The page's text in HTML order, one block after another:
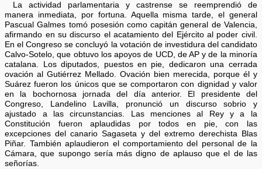
La actividad parlamentaria y castrense se reemprendió de
manera inmediata, por fortuna. Aquella misma tarde, el general
Pascual Galmes tomó posesión como capitán general de Valencia,
afirmando en su discurso el acatamiento del Ejército al poder civil.
En el Congreso se concluyó la votación de investidura del candidato
Calvo-Sotelo, que obtuvo los apoyos de UCD, de AP y de la minoría
catalana. Los diputados, puestos en pie, dedicaron una cerrada
ovación al Gutiérrez Mellado. Ovación bien merecida, porque él y
Suárez fueron los únicos que se comportaron con dignidad y valor
en la bochornosa jornada del día anterior. El presidente del
Congreso, Landelino Lavilla, pronunció un discurso sobrio y
ajustado a las circunstancias. Las menciones al Rey y a la
Constitución fueron aplaudidas por todos en pie, con las
excepciones del canario Sagaseta y del extremo derechista Blas
Piñar. También aplaudieron el comportamiento del personal de la
Cámara, que supongo sería más digno de aplauso que el de las
señorías.